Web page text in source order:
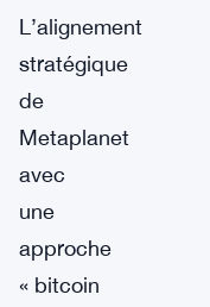
L’alignement
stratégique
de
Metaplanet
avec
une
approche
« bitcoin